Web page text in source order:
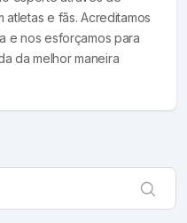
atletas e fãs. Acreditamos
e nos esforçamos para
da melhor maneira